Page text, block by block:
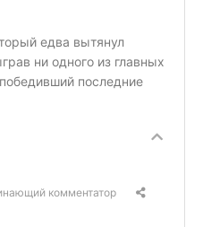
едва вытянул
ни одного из главных
последние
комментатор